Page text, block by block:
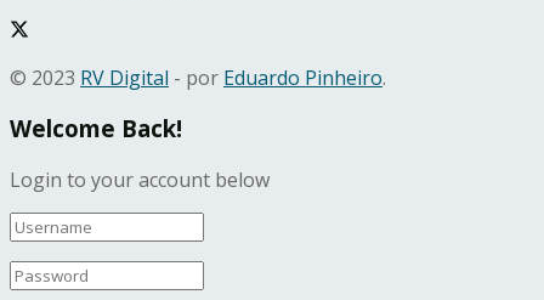
© 2023 RV Digital - por Eduardo Pinheiro.
Welcome Back!
Login to your account below